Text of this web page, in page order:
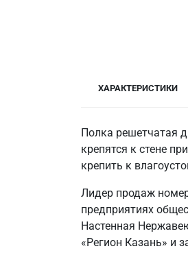
ХАРАКТЕРИСТИКИ
Полка решетчатая
крепятся к стене
крепить к
Лидер продаж
предприятиях
Настенная
«Регион Казань» и